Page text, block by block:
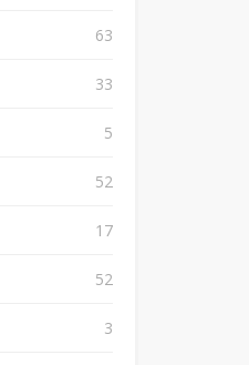
63
33
5
52
17
52
3